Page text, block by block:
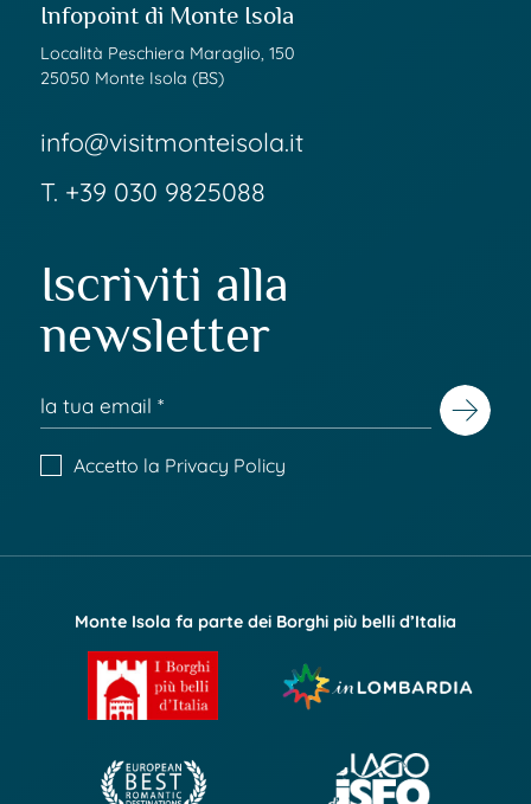
Infopoint di Monte Isola
Località Peschiera Maraglio, 150
25050 Monte Isola (BS)
info@visitmonteisola.it
T. +39 030 9825088
Iscriviti alla
newsletter
Accetto la Privacy Policy
Monte Isola fa parte dei Borghi più belli d’Italia